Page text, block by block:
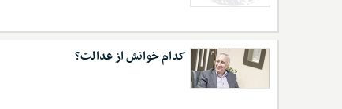
کدام خوانش از عدالت؟